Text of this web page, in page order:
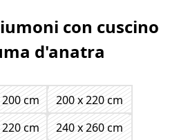
con cuscino
d'anatra
cm
200 x 220 cm
cm
240 x 260 cm